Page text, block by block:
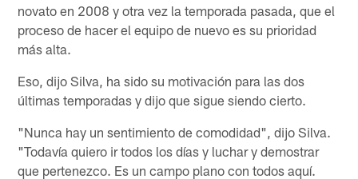
novato en 2008 y otra vez la temporada pasada, que el
proceso de hacer el equipo de nuevo es su prioridad
más alta.
Eso, dijo Silva, ha sido su motivación para las dos
últimas temporadas y dijo que sigue siendo cierto.
"Nunca hay un sentimiento de comodidad", dijo Silva.
"Todavía quiero ir todos los días y luchar y demostrar
que pertenezco. Es un campo plano con todos aquí.